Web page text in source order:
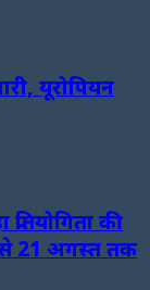
यूरोपियन
की
से 21 अगस्त तक